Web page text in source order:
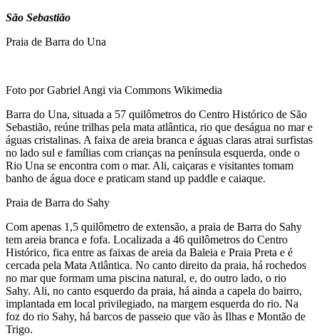
São Sebastião
Praia de Barra do Una
Foto por Gabriel Angi via Commons Wikimedia
Barra do Una, situada a 57 quilômetros do Centro Histórico de São
Sebastião, reúne trilhas pela mata atlântica, rio que deságua no mar e
águas cristalinas. A faixa de areia branca e águas claras atrai surfistas
no lado sul e famílias com crianças na península esquerda, onde o
Rio Una se encontra com o mar. Ali, caiçaras e visitantes tomam
banho de água doce e praticam stand up paddle e caiaque.
Praia de Barra do Sahy
Com apenas 1,5 quilômetro de extensão, a praia de Barra do Sahy
tem areia branca e fofa. Localizada a 46 quilômetros do Centro
Histórico, fica entre as faixas de areia da Baleia e Praia Preta e é
cercada pela Mata Atlântica. No canto direito da praia, há rochedos
no mar que formam uma piscina natural, e, do outro lado, o rio
Sahy. Ali, no canto esquerdo da praia, há ainda a capela do bairro,
implantada em local privilegiado, na margem esquerda do rio. Na
foz do rio Sahy, há barcos de passeio que vão às Ilhas e Montão de
Trigo.